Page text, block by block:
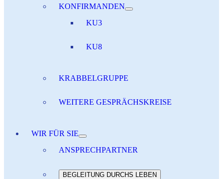
KONFIRMANDEN
KU3
KU8
KRABBELGRUPPE
WEITERE GESPRÄCHSKREISE
WIR FÜR SIE
ANSPRECHPARTNER
BEGLEITUNG DURCHS LEBEN